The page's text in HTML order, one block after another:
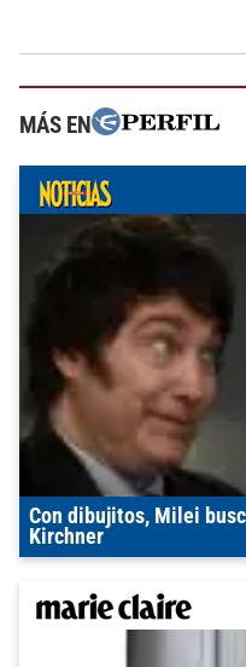
MÁS EN
Con dibujitos, Milei
Kirchner